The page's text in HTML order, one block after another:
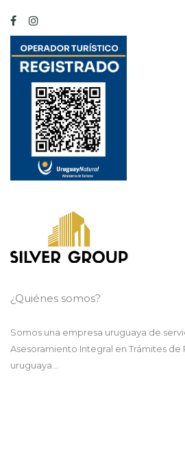
¿Quiénes somos?
Somos una empresa uruguaya de
Asesoramiento Integral en Trámites de
uruguaya...